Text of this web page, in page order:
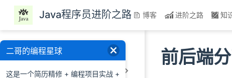
跳至主要內容
Java程序员进阶之路 博客 进阶之路 知
一、前言
二、Java基础
前后端
二哥的编程星球
这是一个简历精修 + 编程项目实战 +